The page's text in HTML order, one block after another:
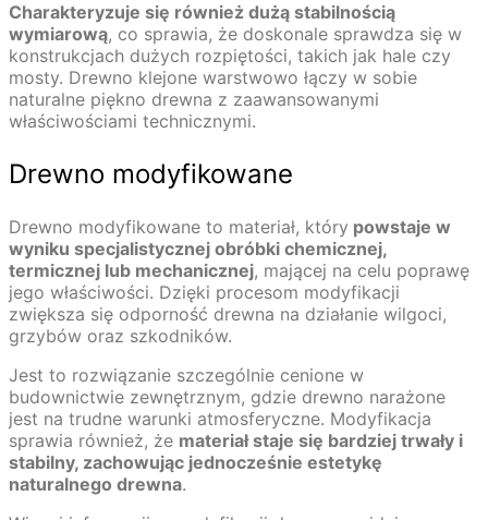
Charakteryzuje się również dużą stabilnością
wymiarową, co sprawia, że doskonale sprawdza się w
konstrukcjach dużych rozpiętości, takich jak hale czy
mosty. Drewno klejone warstwowo łączy w sobie
naturalne piękno drewna z zaawansowanymi
właściwościami technicznymi.
Drewno modyfikowane
Drewno modyfikowane to materiał, który powstaje w
wyniku specjalistycznej obróbki chemicznej,
termicznej lub mechanicznej, mającej na celu poprawę
jego właściwości. Dzięki procesom modyfikacji
zwiększa się odporność drewna na działanie wilgoci,
grzybów oraz szkodników.
Jest to rozwiązanie szczególnie cenione w
budownictwie zewnętrznym, gdzie drewno narażone
jest na trudne warunki atmosferyczne. Modyfikacja
sprawia również, że materiał staje się bardziej trwały i
stabilny, zachowując jednocześnie estetykę
naturalnego drewna.